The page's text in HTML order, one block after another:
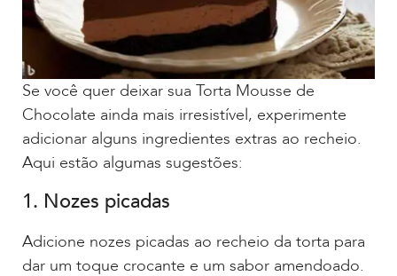
Se você quer deixar sua Torta Mousse de
Chocolate ainda mais irresistível, experimente
adicionar alguns ingredientes extras ao recheio.
Aqui estão algumas sugestões:
1. Nozes picadas
Adicione nozes picadas ao recheio da torta para
dar um toque crocante e um sabor amendoado.